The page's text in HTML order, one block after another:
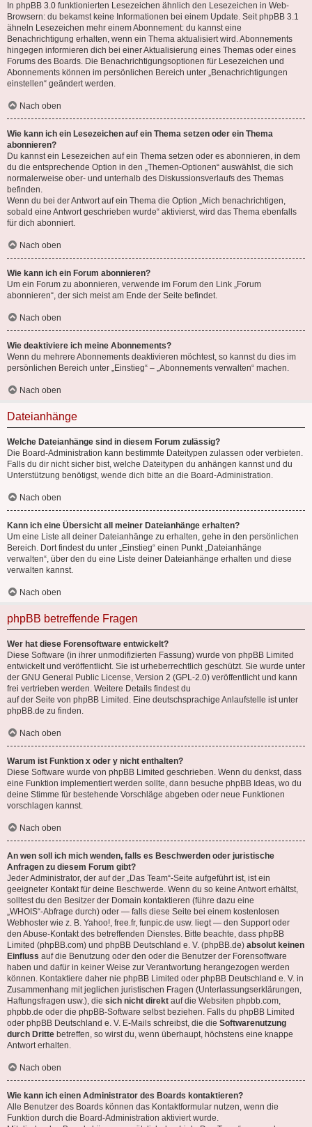
In phpBB 3.0 funktionierten Lesezeichen ähnlich den Lesezeichen in Web-
Browsern: du bekamst keine Informationen bei einem Update. Seit phpBB 3.1
ähneln Lesezeichen mehr einem Abonnement: du kannst eine
Benachrichtigung erhalten, wenn ein Thema aktualisiert wird. Abonnements
hingegen informieren dich bei einer Aktualisierung eines Themas oder eines
Forums des Boards. Die Benachrichtigungsoptionen für Lesezeichen und
Abonnements können im persönlichen Bereich unter „Benachrichtigungen
einstellen“ geändert werden.
Nach oben
Wie kann ich ein Lesezeichen auf ein Thema setzen oder ein Thema
abonnieren?
Du kannst ein Lesezeichen auf ein Thema setzen oder es abonnieren, in dem
du die entsprechende Option in den „Themen-Optionen“ auswählst, die sich
normalerweise ober- und unterhalb des Diskussionsverlaufs des Themas
befinden.
Wenn du bei der Antwort auf ein Thema die Option „Mich benachrichtigen,
sobald eine Antwort geschrieben wurde“ aktivierst, wird das Thema ebenfalls
für dich abonniert.
Nach oben
Wie kann ich ein Forum abonnieren?
Um ein Forum zu abonnieren, verwende im Forum den Link „Forum
abonnieren“, der sich meist am Ende der Seite befindet.
Nach oben
Wie deaktiviere ich meine Abonnements?
Wenn du mehrere Abonnements deaktivieren möchtest, so kannst du dies im
persönlichen Bereich unter „Einstieg“ – „Abonnements verwalten“ machen.
Nach oben
Dateianhänge
Welche Dateianhänge sind in diesem Forum zulässig?
Die Board-Administration kann bestimmte Dateitypen zulassen oder verbieten.
Falls du dir nicht sicher bist, welche Dateitypen du anhängen kannst und du
Unterstützung benötigst, wende dich bitte an die Board-Administration.
Nach oben
Kann ich eine Übersicht all meiner Dateianhänge erhalten?
Um eine Liste all deiner Dateianhänge zu erhalten, gehe in den persönlichen
Bereich. Dort findest du unter „Einstieg“ einen Punkt „Dateianhänge
verwalten“, über den du eine Liste deiner Dateianhänge erhalten und diese
verwalten kannst.
Nach oben
phpBB betreffende Fragen
Wer hat diese Forensoftware entwickelt?
Diese Software (in ihrer unmodifizierten Fassung) wurde von phpBB Limited
entwickelt und veröffentlicht. Sie ist urheberrechtlich geschützt. Sie wurde unter
der GNU General Public License, Version 2 (GPL-2.0) veröffentlicht und kann
frei vertrieben werden. Weitere Details findest du
auf der Seite von phpBB Limited . Eine deutschsprachige Anlaufstelle ist unter
phpBB.de zu finden.
Nach oben
Warum ist Funktion x oder y nicht enthalten?
Diese Software wurde von phpBB Limited geschrieben. Wenn du denkst, dass
eine Funktion implementiert werden sollte, dann besuche phpBB Ideas, wo du
deine Stimme für bestehende Vorschläge abgeben oder neue Funktionen
vorschlagen kannst.
Nach oben
An wen soll ich mich wenden, falls es Beschwerden oder juristische
Anfragen zu diesem Forum gibt?
Jeder Administrator, der auf der „Das Team“-Seite aufgeführt ist, ist ein
geeigneter Kontakt für deine Beschwerde. Wenn du so keine Antwort erhältst,
solltest du den Besitzer der Domain kontaktieren (führe dazu eine
„WHOIS“-Abfrage durch) oder — falls diese Seite bei einem kostenlosen
Webhoster wie z. B. Yahoo!, free.fr, funpic.de usw. liegt — den Support oder
den Abuse-Kontakt des betreffenden Dienstes. Bitte beachte, dass phpBB
Limited (phpBB.com) und phpBB Deutschland e. V. (phpBB.de) absolut keinen
Einfluss auf die Benutzung oder den oder die Benutzer der Forensoftware
haben und dafür in keiner Weise zur Verantwortung herangezogen werden
können. Kontaktiere daher nie phpBB Limited oder phpBB Deutschland e. V. in
Zusammenhang mit jeglichen juristischen Fragen (Unterlassungserklärungen,
Haftungsfragen usw.), die sich nicht direkt auf die Websiten phpbb.com,
phpbb.de oder die phpBB-Software selbst beziehen. Falls du phpBB Limited
oder phpBB Deutschland e. V. E-Mails schreibst, die die Softwarenutzung
durch Dritte betreffen, so wirst du, wenn überhaupt, höchstens eine knappe
Antwort erhalten.
Nach oben
Wie kann ich einen Administrator des Boards kontaktieren?
Alle Benutzer des Boards können das Kontaktformular nutzen, wenn die
Funktion durch die Board-Administration aktiviert wurde.